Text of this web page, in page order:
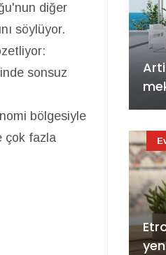
diğer
söylüyor.
sonsuz
bölgesiyle
çok fazla